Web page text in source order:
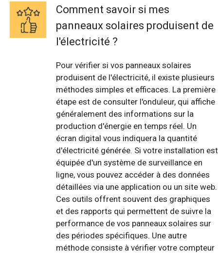
Comment savoir si mes
panneaux solaires produisent de
l'électricité ?
Pour vérifier si vos panneaux solaires
produisent de l'électricité, il existe plusieurs
méthodes simples et efficaces. La première
étape est de consulter l'onduleur, qui affiche
généralement des informations sur la
production d'énergie en temps réel. Un
écran digital vous indiquera la quantité
d'électricité générée. Si votre installation est
équipée d'un système de surveillance en
ligne, vous pouvez accéder à des données
détaillées via une application ou un site web.
Ces outils offrent souvent des graphiques
et des rapports qui permettent de suivre la
performance de vos panneaux solaires sur
des périodes spécifiques. Une autre
méthode consiste à vérifier votre compteur